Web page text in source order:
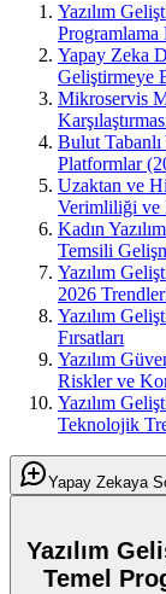
Yazılım
Yapay Zeka
Geliştirmeye
Mikroservis
Bulut
Platformlar
Uzaktan ve
Verimliliği ve
Kadın
Temsili
Yazılım
2026
Yazılım
Fırsatları
Yazılım
Riskler ve
Yazılım
Teknolojik
Yapay Zekaya
Yazılım
Temel